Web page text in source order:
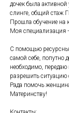
дочек была
слинге, общий стаж
Прошла обучение на
Моя специализация
С помощью
самой себе,
необходимо,
разрешить
Рада помочь
Материнству!